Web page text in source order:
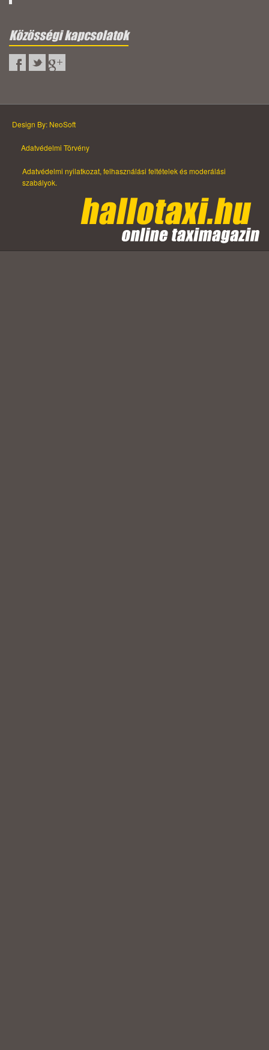
Közösségi kapcsolatok
Design By: NeoSoft
Adatvédelmi Törvény
Adatvédelmi nyilatkozat, felhasználási feltételek és moderálási
szabályok.